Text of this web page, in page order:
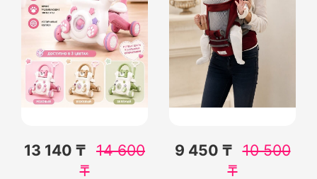
13 140 ₸ 14 600
₸
9 450 ₸ 10 500
₸